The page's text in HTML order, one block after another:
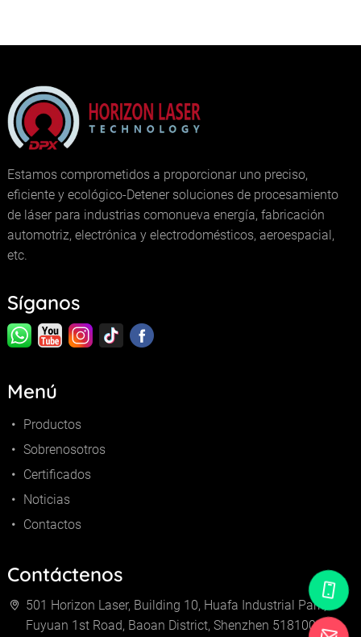
Estamos comprometidos a proporcionar uno preciso,
eficiente y ecológico-Detener soluciones de procesamiento
de láser para industrias comonueva energía, fabricación
automotriz, electrónica y electrodomésticos, aeroespacial,
etc.
Síganos
Menú
Productos
Sobrenosotros
Certificados
Noticias
Contactos
Contáctenos
501 Horizon Laser, Building 10, Huafa Industrial Park,
Fuyuan 1st Road, Baoan District, Shenzhen 518100,